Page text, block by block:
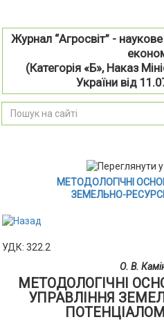
Журнал “Агросвіт” -
(Категорія «Б», Наказ
України від
МЕТОДОЛОГІЧНІ
ЗЕМЕЛЬНО-
УДК: 322.2
О. В.
МЕТОДОЛОГІЧНІ
УПРАВЛІННЯ